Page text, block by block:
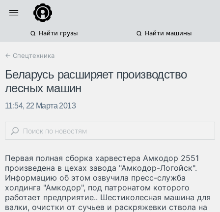
Найти грузы Найти машины
← Спецтехника
Беларусь расширяет производство
лесных машин
11:54, 22 Марта 2013
Первая полная сборка харвестера Амкодор 2551
произведена в цехах завода "Амкодор-Логойск".
Информацию об этом озвучила пресс-служба
холдинга "Амкодор", под патронатом которого
работает предприятие.. Шестиколесная машина для
валки, очистки от сучьев и раскряжевки ствола на